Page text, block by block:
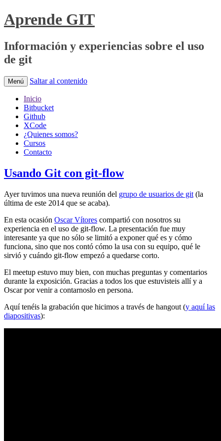
Aprende GIT
Información y experiencias sobre el uso
de git
Menú Saltar al contenido
Inicio
Bitbucket
Github
XCode
¿Quienes somos?
Cursos
Contacto
Usando Git con git-flow
Ayer tuvimos una nueva reunión del grupo de usuarios de git (la
última de este 2014 que se acaba).
En esta ocasión Oscar Vítores compartió con nosotros su
experiencia en el uso de git-flow. La presentación fue muy
interesante ya que no sólo se limitó a exponer qué es y cómo
funciona, sino que nos contó cómo la usa con su equipo, qué le
sirvió y cuándo git-flow empezó a quedarse corto.
El meetup estuvo muy bien, con muchas preguntas y comentarios
durante la exposición. Gracias a todos los que estuvisteis allí y a
Oscar por venir a contarnoslo en persona.
Aquí tenéis la grabación que hicimos a través de hangout (y aquí las
diapositivas):